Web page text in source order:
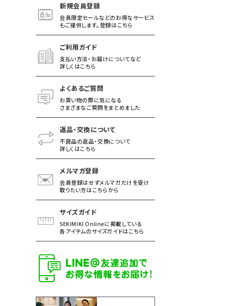
新規会員登録
会員限定セールなどのお得なサービス
もご提供します。登録はこちら
ご利用ガイド
支払い方法・お届けについてなど
詳しくはこちら
よくあるご質問
お買い物の際に気になる
さまざまなご質問をまとめました
返品・交換について
不良品の返品・交換について
詳しくはこちら
メルマガ登録
会員登録はせずメルマガだけを受け
取りたい方はこちらから
サイズガイド
SEKIMIKI Onlineに掲載している
各アイテムのサイズガイドはこちら